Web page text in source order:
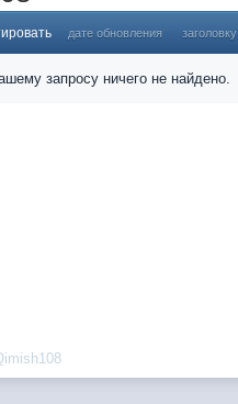
дате обновления заголовку
запросу ничего не найдено.